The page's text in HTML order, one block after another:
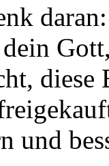
diese
und